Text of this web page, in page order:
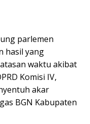
parlemen
hasil yang
waktu akibat
Komisi IV,
akar
BGN Kabupaten